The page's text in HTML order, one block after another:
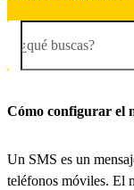
¿qué buscas?
Cómo configurar el
Un SMS es un
teléfonos móviles. El